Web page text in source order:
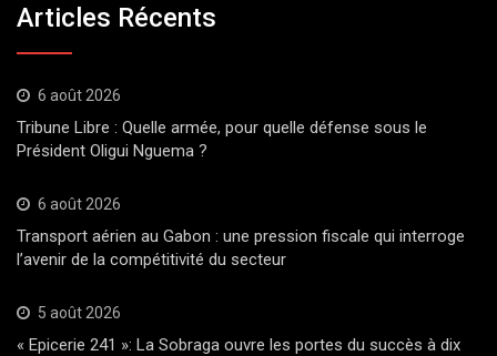
Articles Récents
6 août 2026
Tribune Libre : Quelle armée, pour quelle défense sous le
Président Oligui Nguema ?
6 août 2026
Transport aérien au Gabon : une pression fiscale qui interroge
l’avenir de la compétitivité du secteur
5 août 2026
« Epicerie 241 »: La Sobraga ouvre les portes du succès à dix